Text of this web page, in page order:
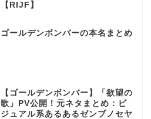
【RIJF】
ゴールデンボンバーの本名まとめ
【ゴールデンボンバー】「欲望の
歌」PV公開！元ネタまとめ：ビ
ジュアル系あるあるゼンブノセヤ